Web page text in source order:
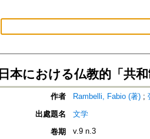
日本における仏教的「共
作者 Rambelli, Fabio (著) ;
出處題名
文学
卷期
v.9 n.3